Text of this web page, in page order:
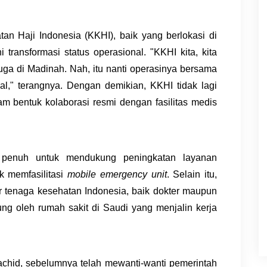
Haji Indonesia (KKHI), baik yang berlokasi di
transformasi status operasional. "KKHI kita, kita
di Madinah. Nah, itu nanti operasinya bersama
terangnya. Dengan demikian, KKHI tidak lagi
bentuk kolaborasi resmi dengan fasilitas medis
untuk mendukung peningkatan layanan
memfasilitasimobile emergency unit. Selain itu,
kesehatan Indonesia, baik dokter maupun
oleh rumah sakit di Saudi yang menjalin kerja
sebelumnya telah mewanti-wanti pemerintah